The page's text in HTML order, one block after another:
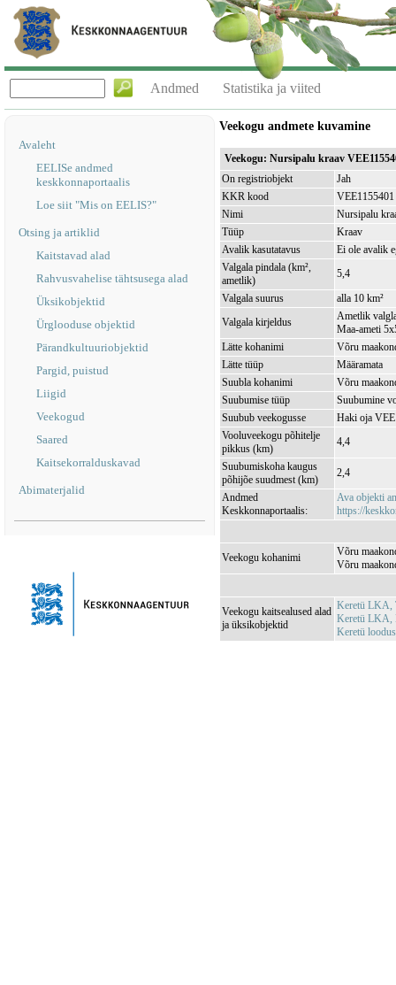
Andmed Statistika ja viited
Avaleht
EELISe andmed
keskkonnaportaalis
Loe siit "Mis on EELIS?"
Otsing ja artiklid
Kaitstavad alad
Rahvusvahelise tähtsusega alad
Üksikobjektid
Ürglooduse objektid
Pärandkultuuriobjektid
Pargid, puistud
Liigid
Veekogud
Saared
Kaitsekorralduskavad
Abimaterjalid
Veekogu andmete kuvamine
Veekogu: Nursipalu kraav
On registriobjekt
Jah
KKR kood
VEE1155401
Nimi
Nursipalu
Tüüp
Kraav
Avalik kasutatavus
Ei ole avalik
Valgala pindala (km²,
ametlik)
5,4
Valgala suurus
alla 10 km²
Valgala kirjeldus
Ametlik
Maa-ameti
Lätte kohanimi
Võru
Lätte tüüp
Määramata
Suubla kohanimi
Võru
Suubumise tüüp
Suubumine
Suubub veekogusse
Haki oja
Vooluveekogu põhitelje
pikkus (km)
4,4
Suubumiskoha kaugus
põhijõe suudmest (km)
2,4
Andmed
Keskkonnaportaalis:
Ava objekti
https://
Veekogu kohanimi
Võru
Võru
Veekogu kaitsealused alad
ja üksikobjektid
Keretü LKA,
Keretü LKA,
Keretü